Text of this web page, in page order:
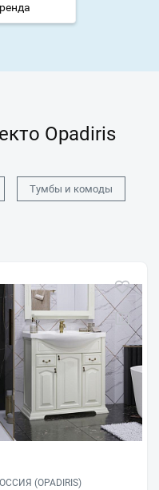
Opadiris
Тумбы и комоды
(OPADIRIS)